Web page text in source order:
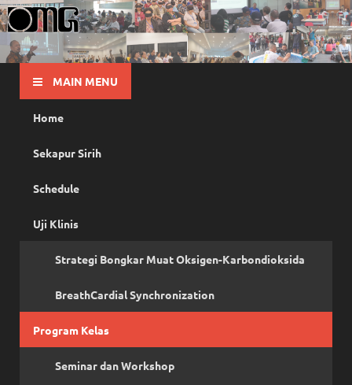
OMG
Pusat Pelatihan Olah Napas Modern
MAIN MENU
Home
Sekapur Sirih
Schedule
Uji Klinis
Strategi Bongkar Muat Oksigen-Karbondioksida
BreathCardial Synchronization
Program Kelas
Seminar dan Workshop